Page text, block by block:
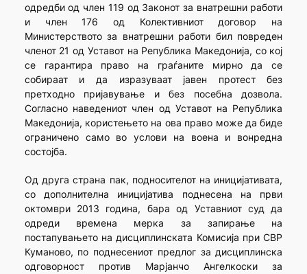
одредби од член 119 од Законот за внатрешни работи
и член 176 од Колективниот договор на
Министерството за внатрешни работи бил повреден
членот 21 од Уставот на Република Македонија, со кој
се гарантира право на граѓаните мирно да се
собираат и да изразуваат јавен протест без
претходно пријавување и без посебна дозвола.
Согласно наведениот член од Уставот на Република
Македонија, користењето на ова право може да биде
ограничено само во услови на воена и вонредна
состојба.
Од друга страна пак, подносителот на иницијативата,
со дополнителна иницијатива поднесена на први
октомври 2013 година, бара од Уставниот суд да
одреди времена мерка за запирање на
постапувањето на дисциплинската Комисија при СВР
Куманово, по поднесениот предлог за дисциплинска
одговорност против Марјанчо Ангелкоски за